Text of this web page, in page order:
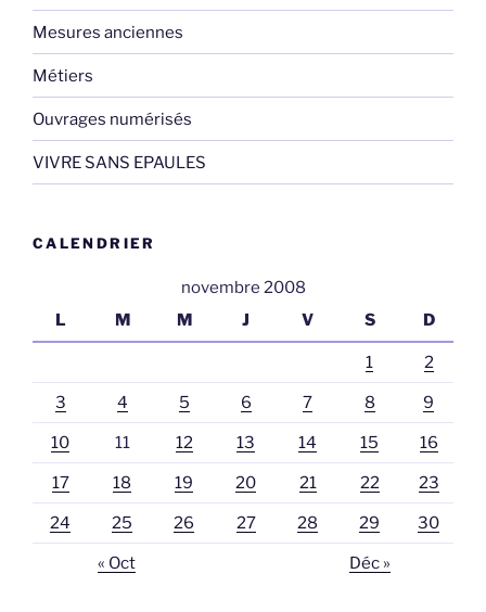
Mesures anciennes
Métiers
Ouvrages numérisés
VIVRE SANS EPAULES
CALENDRIER
novembre 2008
L
M M J V S D
1 2
3 4 5 6 7 8 9
10 11 12 13 14 15 16
17 18 19 20 21 22 23
24 25 26 27 28 29 30
« Oct Déc »